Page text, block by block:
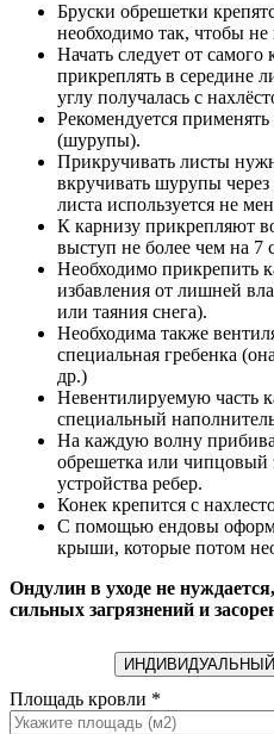
Бруски обрешетки
необходимо так, чтобы не
Начать следует от
прикреплять в середине
углу получалась с
Рекомендуется
(шурупы).
Прикручивать листы
вкручивать шурупы
листа используется не
К карнизу прикрепляют
выступ не более чем на 7
Необходимо прикрепить
избавления от лишней
или таяния снега).
Необходима также
специальная гребенка
др.)
Невентилируемую часть
специальный
На каждую волну
обрешетка или чипцовый
устройства ребер.
Конек крепится с
С помощью ендовы
крыши, которые потом
Ондулин в уходе не
сильных загрязнений и
Площадь кровли *